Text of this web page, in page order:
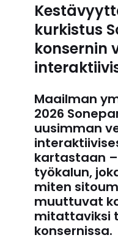
kurkistus
konsernin
Maailman
2026
uusimman
kartastaan
työkalun,
miten
muuttuvat
mitattaviksi
konsernissa.